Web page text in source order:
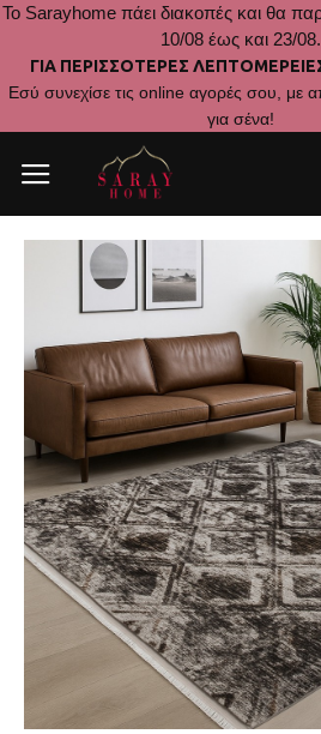
Το Sarayhome πάει διακοπές και θα
10/08 έως και 23/08.
ΓΙΑ ΠΕΡΙΣΣΟΤΕΡΕΣ
Εσύ συνεχίσε τις online αγορές σου, με
για σένα!